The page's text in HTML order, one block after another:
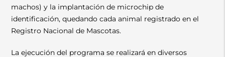
machos) y la implantación de microchip de
identificación, quedando cada animal registrado en el
Registro Nacional de Mascotas.
La ejecución del programa se realizará en diversos